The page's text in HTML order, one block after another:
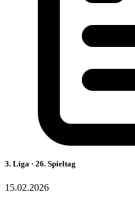
3. Liga · 26. Spieltag
15.02.2026